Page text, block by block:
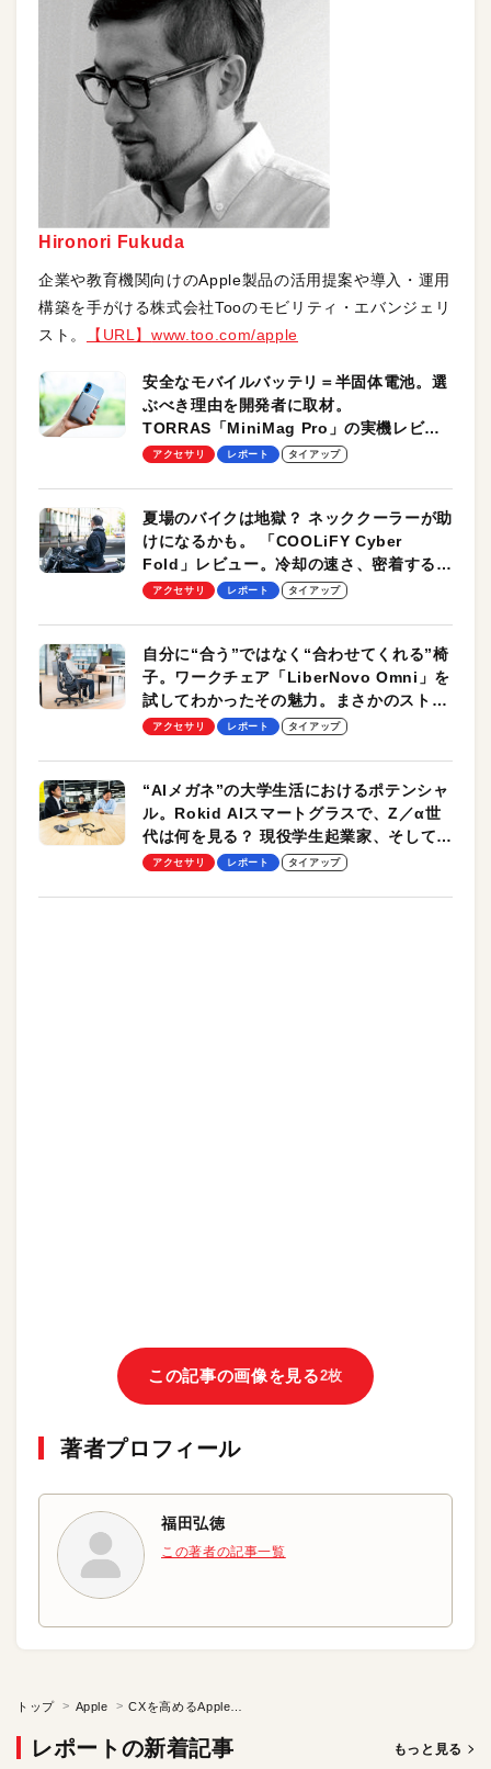
Hironori Fukuda
企業や教育機関向けのApple製品の活用提案や導入・運用
構築を手がける株式会社Tooのモビリティ・エバンジェリ
スト。
【URL】www.too.com/apple
安全なモバイルバッテリ＝半固体電池。選
ぶべき理由を開発者に取材。
TORRAS「MiniMag Pro」の実機レビュ
ーも
アクセサリ レポート タイアップ
夏場のバイクは地獄？ ネッククーラーが助
けになるかも。 「COOLiFY Cyber
Fold」レビュー。冷却の速さ、密着する冷
却プレート、シンプルな操作性がグッド！
アクセサリ レポート タイアップ
自分に“合う”ではなく“合わせてくれる”椅
子。ワークチェア「LiberNovo Omni」を
試してわかったその魅力。まさかのストレ
ッチ機能も搭載
アクセサリ レポート タイアップ
“AIメガネ”の大学生活におけるポテンシャ
ル。Rokid AIスマートグラスで、Z／α世
代は何を見る？ 現役学生起業家、そして教
授による体験会レポート【PR】
アクセサリ レポート タイアップ
この記事の画像を見る2枚
著者プロフィール
福田弘徳
この著者の記事一覧
トップ Apple CXを高めるApple製品の客室導入
レポートの新着記事 もっと見る